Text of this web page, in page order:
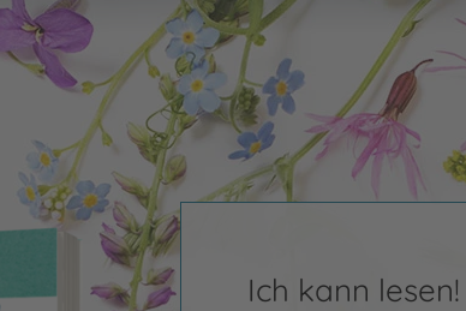
Ich kann lesen!